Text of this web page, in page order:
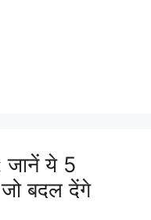
जानें ये 5
बदल देंगे